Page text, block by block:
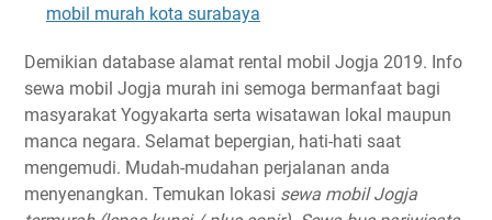
mobil murah kota surabaya
Demikian database alamat rental mobil Jogja 2019. Info
sewa mobil Jogja murah ini semoga bermanfaat bagi
masyarakat Yogyakarta serta wisatawan lokal maupun
manca negara. Selamat bepergian, hati-hati saat
mengemudi. Mudah-mudahan perjalanan anda
menyenangkan. Temukan lokasi sewa mobil Jogja